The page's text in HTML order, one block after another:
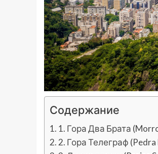
Содержание
1. Гора Два Брата
2. Гора Телеграф